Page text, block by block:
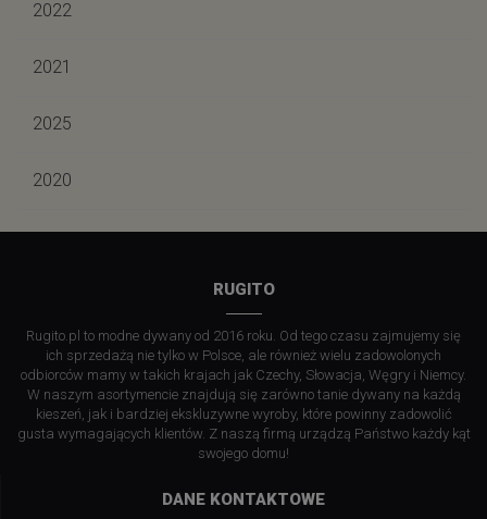
2022
2021
2025
2020
RUGITO
Rugito.pl to modne dywany od 2016 roku. Od tego czasu zajmujemy się
ich sprzedażą nie tylko w Polsce, ale również wielu zadowolonych
odbiorców mamy w takich krajach jak Czechy, Słowacja, Węgry i Niemcy.
W naszym asortymencie znajdują się zarówno tanie dywany na każdą
kieszeń, jak i bardziej ekskluzywne wyroby, które powinny zadowolić
gusta wymagających klientów. Z naszą firmą urządzą Państwo każdy kąt
swojego domu!
DANE KONTAKTOWE